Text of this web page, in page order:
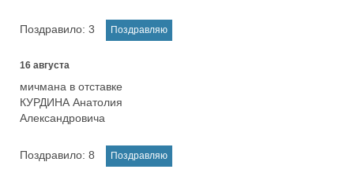
Поздравило: 3
16 августа
мичмана в отставке
КУРДИНА Анатолия
Александровича
Поздравило: 8